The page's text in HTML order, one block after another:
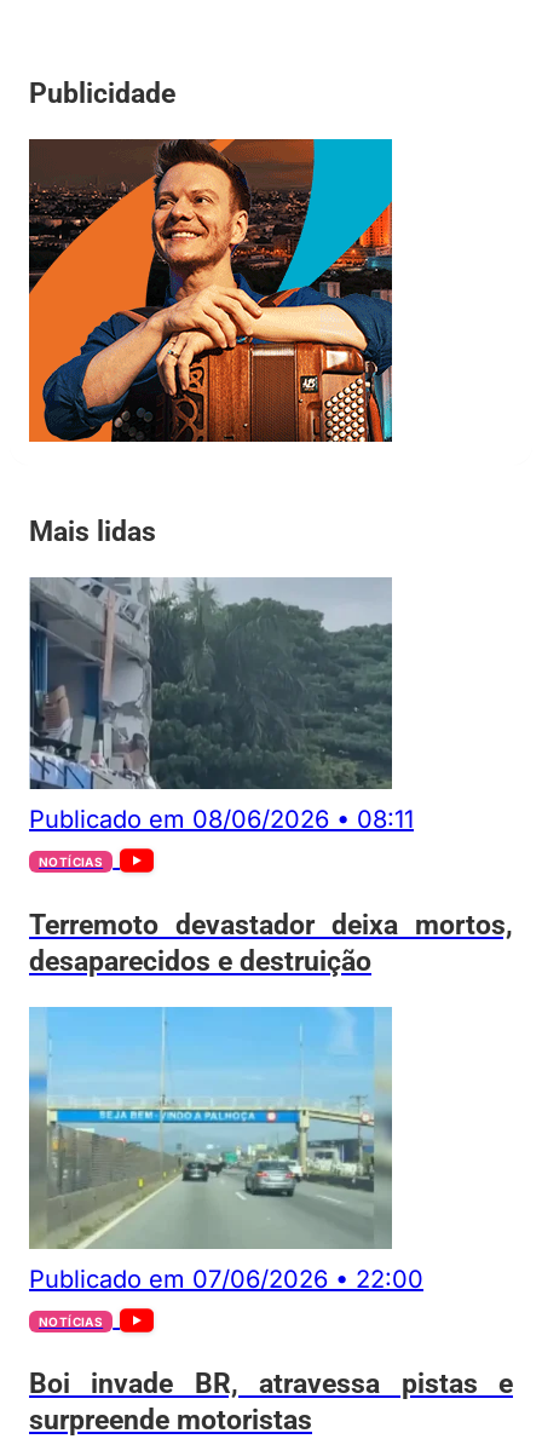
Publicidade
Mais lidas
Publicado em 08/06/2026 • 08:11
NOTÍCIAS
Terremoto devastador deixa mortos,
desaparecidos e destruição
Publicado em 07/06/2026 • 22:00
NOTÍCIAS
Boi invade BR, atravessa pistas e
surpreende motoristas